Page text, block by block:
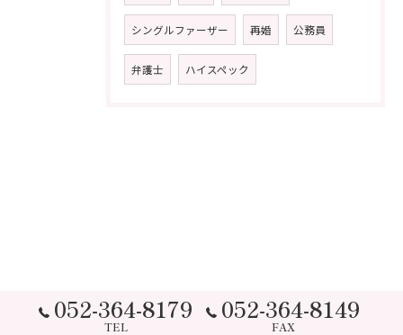
シングルファーザー 再婚 公務員
弁護士 ハイスペック
052-364-8179
TEL
052-364-8149
FAX